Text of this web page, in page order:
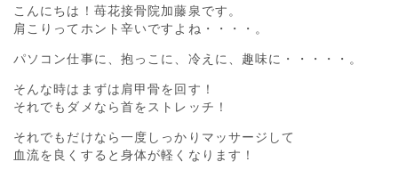
こんにちは！苺花接骨院加藤泉です。
肩こりってホント辛いですよね・・・・。
パソコン仕事に、抱っこに、冷えに、趣味に・・・・・。
そんな時はまずは肩甲骨を回す！
それでもダメなら首をストレッチ！
それでもだけなら一度しっかりマッサージして
血流を良くすると身体が軽くなります！